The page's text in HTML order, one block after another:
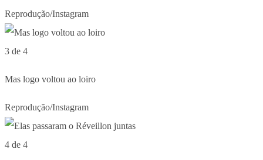
Reprodução/Instagram
3 de 4
Mas logo voltou ao loiro
Reprodução/Instagram
4 de 4